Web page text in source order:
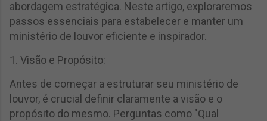
abordagem estratégica. Neste artigo, exploraremos
passos essenciais para estabelecer e manter um
ministério de louvor eficiente e inspirador.
1. Visão e Propósito:
Antes de começar a estruturar seu ministério de
louvor, é crucial definir claramente a visão e o
propósito do mesmo. Perguntas como "Qual